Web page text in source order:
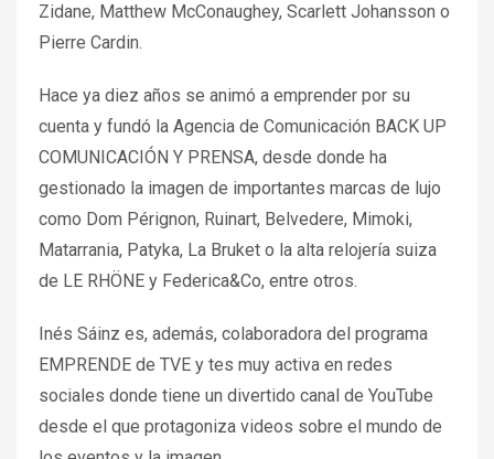
Zidane, Matthew McConaughey, Scarlett Johansson o
Pierre Cardin.
Hace ya diez años se animó a emprender por su
cuenta y fundó la Agencia de Comunicación BACK UP
COMUNICACIÓN Y PRENSA, desde donde ha
gestionado la imagen de importantes marcas de lujo
como Dom Pérignon, Ruinart, Belvedere, Mimoki,
Matarrania, Patyka, La Bruket o la alta relojería suiza
de LE RHÖNE y Federica&Co, entre otros.
Inés Sáinz es, además, colaboradora del programa
EMPRENDE de TVE y tes muy activa en redes
sociales donde tiene un divertido canal de YouTube
desde el que protagoniza videos sobre el mundo de